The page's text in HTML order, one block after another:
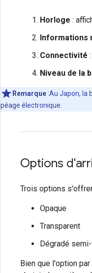
Horloge :
Informations
Connectivité
Niveau de la
Remarque :Au Japon, la
péage électronique.
Options
Trois options
Opaque
Transparent
Dégradé
Bien que l'option